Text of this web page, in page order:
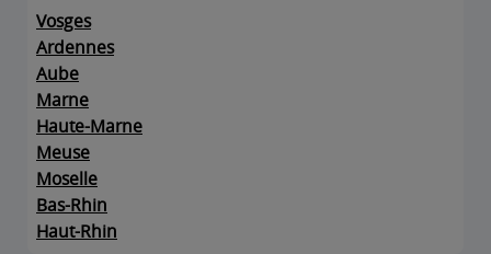
Vosges
Ardennes
Aube
Marne
Haute-Marne
Meuse
Moselle
Bas-Rhin
Haut-Rhin